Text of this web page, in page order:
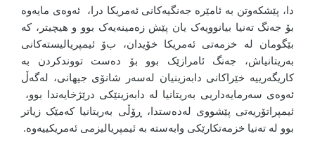
دا، پێشکەوتن بە ئامێرە جەنگیەکانی ئەمریکا درا، ئەوەى مایەوە
بۆ جەنگ تەنیا بیانوویەک یان پێش زەمینەیەک بوو و هیچیتر، کە
بێگومان لە خزمەتى ئەمریکا خۆیدان، بۆ ئیمپریالیستەکانی
بەریتانیاش، جەنگ ئامرازێک بوو بۆ دەست تووندکردن بە
کاریگەرییە خێراکانى دابەزینیان لەسەر شانۆی جیهانی، لەگەڵ
ئەوەی سەرمایەداریی بەریتانیا لە دابەزینێکی درێژخایەندا بوو،
ئیمپراتۆریەتی پێشووی لەدەستدا، ڕۆڵی بەریتانیا کەمێک زیاتر
بوو لە تەنیا خزمەتکارێکی وابەستە بە ئیمپریالیزمی ئەمریکییەوە.